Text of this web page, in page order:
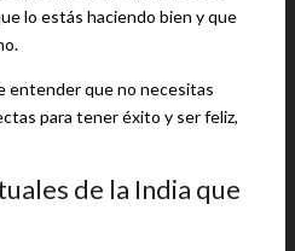
lo estás haciendo bien y que
entender que no necesitas
para tener éxito y ser feliz,
de la India que